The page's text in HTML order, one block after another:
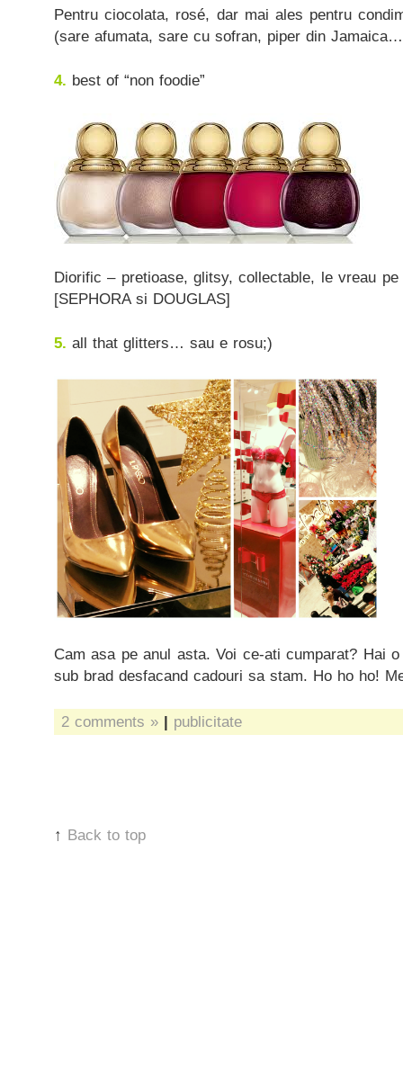
Pentru ciocolata, rosé, dar mai ales pentru
(sare afumata, sare cu sofran, piper din
4. best of “non foodie”
Diorific – pretioase, glitsy, collectable, le vreau
[SEPHORA si DOUGLAS]
5. all that glitters… sau e rosu;)
Cam asa pe anul asta. Voi ce-ati cumparat? Hai
sub brad desfacand cadouri sa stam. Ho ho ho!
2 comments » | publicitate
↑ Back to top